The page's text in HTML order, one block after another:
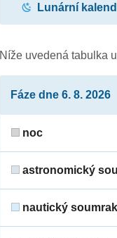
Lunární
Níže uvedená tabulka
Fáze dne 6. 8. 2026
noc
astronomický
nautický soumrak